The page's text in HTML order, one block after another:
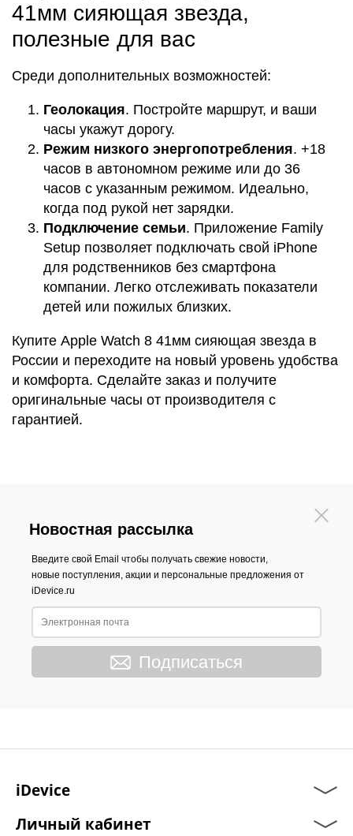
41мм сияющая звезда,
полезные для вас
Среди дополнительных возможностей:
Геолокация. Постройте маршрут, и ваши
часы укажут дорогу.
Режим низкого энергопотребления. +18
часов в автономном режиме или до 36
часов с указанным режимом. Идеально,
когда под рукой нет зарядки.
Подключение семьи. Приложение Family
Setup позволяет подключать свой iPhone
для родственников без смартфона
компании. Легко отслеживать показатели
детей или пожилых близких.
Купите Apple Watch 8 41мм сияющая звезда в
России и переходите на новый уровень удобства
и комфорта. Сделайте заказ и получите
оригинальные часы от производителя с
гарантией.
Новостная рассылка
Введите свой Email чтобы получать свежие новости,
новые поступления, акции и персональные предложения от
iDevice.ru
Подписаться
iDevice
Личный кабинет